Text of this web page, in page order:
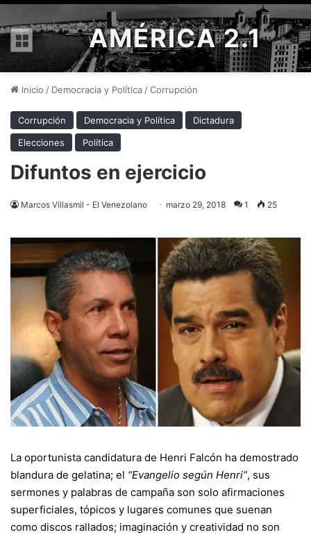
Menú AMÉRICA 2.1
Inicio / Democracia y Política /Corrupción
Corrupción Democracia y Política
Dictadura
Elecciones
Política
Difuntos en ejercicio
Marcos Villasmil - El Venezolano marzo 29, 2018 1 25
La oportunista candidatura de Henri Falcón ha demostrado
blandura de gelatina; el “Evangelio según Henri”, sus
sermones y palabras de campaña son solo afirmaciones
superficiales, tópicos y lugares comunes que suenan
como discos rallados; imaginación y creatividad no son